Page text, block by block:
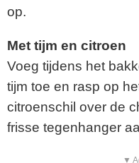
op.
Met tijm en citroen
Voeg tijdens het
tijm toe en rasp op
citroenschil over de
frisse tegenhanger
▼